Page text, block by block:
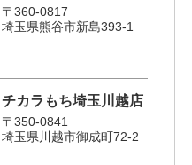
〒360-0817
埼玉県熊谷市新島393-1
チカラもち埼玉川越店
〒350-0841
埼玉県川越市御成町72-2